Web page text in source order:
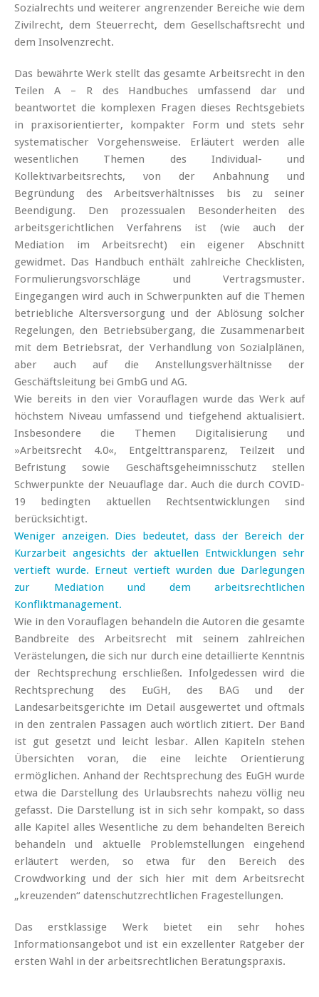
Sozialrechts und weiterer angrenzender Bereiche wie dem
Zivilrecht, dem Steuerrecht, dem Gesellschaftsrecht und
dem Insolvenzrecht.
Das bewährte Werk stellt das gesamte Arbeitsrecht in den
Teilen A – R des Handbuches umfassend dar und
beantwortet die komplexen Fragen dieses Rechtsgebiets
in praxisorientierter, kompakter Form und stets sehr
systematischer Vorgehensweise. Erläutert werden alle
wesentlichen Themen des Individual- und
Kollektivarbeitsrechts, von der Anbahnung und
Begründung des Arbeitsverhältnisses bis zu seiner
Beendigung. Den prozessualen Besonderheiten des
arbeitsgerichtlichen Verfahrens ist (wie auch der
Mediation im Arbeitsrecht) ein eigener Abschnitt
gewidmet. Das Handbuch enthält zahlreiche Checklisten,
Formulierungsvorschläge und Vertragsmuster.
Eingegangen wird auch in Schwerpunkten auf die Themen
betriebliche Altersversorgung und der Ablösung solcher
Regelungen, den Betriebsübergang, die Zusammenarbeit
mit dem Betriebsrat, der Verhandlung von Sozialplänen,
aber auch auf die Anstellungsverhältnisse der
Geschäftsleitung bei GmbG und AG.
Wie bereits in den vier Vorauflagen wurde das Werk auf
höchstem Niveau umfassend und tiefgehend aktualisiert.
Insbesondere die Themen Digitalisierung und
»Arbeitsrecht 4.0«, Entgelttransparenz, Teilzeit und
Befristung sowie Geschäftsgeheimnisschutz stellen
Schwerpunkte der Neuauflage dar. Auch die durch COVID-
19 bedingten aktuellen Rechtsentwicklungen sind
berücksichtigt.
Weniger anzeigen. Dies bedeutet, dass der Bereich der
Kurzarbeit angesichts der aktuellen Entwicklungen sehr
vertieft wurde. Erneut vertieft wurden due Darlegungen
zur Mediation und dem arbeitsrechtlichen
Konfliktmanagement.
Wie in den Vorauflagen behandeln die Autoren die gesamte
Bandbreite des Arbeitsrecht mit seinem zahlreichen
Verästelungen, die sich nur durch eine detaillierte Kenntnis
der Rechtsprechung erschließen. Infolgedessen wird die
Rechtsprechung des EuGH, des BAG und der
Landesarbeitsgerichte im Detail ausgewertet und oftmals
in den zentralen Passagen auch wörtlich zitiert. Der Band
ist gut gesetzt und leicht lesbar. Allen Kapiteln stehen
Übersichten voran, die eine leichte Orientierung
ermöglichen. Anhand der Rechtsprechung des EuGH wurde
etwa die Darstellung des Urlaubsrechts nahezu völlig neu
gefasst. Die Darstellung ist in sich sehr kompakt, so dass
alle Kapitel alles Wesentliche zu dem behandelten Bereich
behandeln und aktuelle Problemstellungen eingehend
erläutert werden, so etwa für den Bereich des
Crowdworking und der sich hier mit dem Arbeitsrecht
„kreuzenden“ datenschutzrechtlichen Fragestellungen.
Das erstklassige Werk bietet ein sehr hohes
Informationsangebot und ist ein exzellenter Ratgeber der
ersten Wahl in der arbeitsrechtlichen Beratungspraxis.